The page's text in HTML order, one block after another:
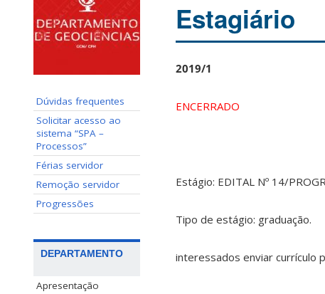
Dúvidas frequentes
Solicitar acesso ao
sistema “SPA –
Processos”
Férias servidor
Remoção servidor
Progressões
DEPARTAMENTO
Apresentação
Estagiário
2019/1
ENCERRADO
Estágio: EDITAL Nº 14/
Tipo de estágio: graduação.
interessados enviar currículo